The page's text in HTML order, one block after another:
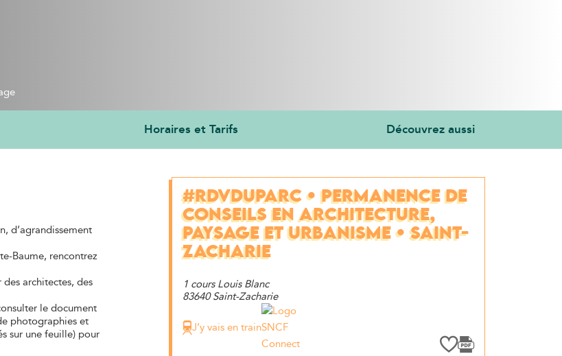
Horaires et Tarifs Découvrez aussi
#RDVDUPARC • PERMANENCE DE
CONSEILS EN ARCHITECTURE,
PAYSAGE ET URBANISME • SAINT-
ZACHARIE
1 cours Louis Blanc
83640 Saint-Zacharie
J’y vais en train
d’agrandissement
Baume, rencontrez
architectes, des
le document
photographies et
sur une feuille) pour